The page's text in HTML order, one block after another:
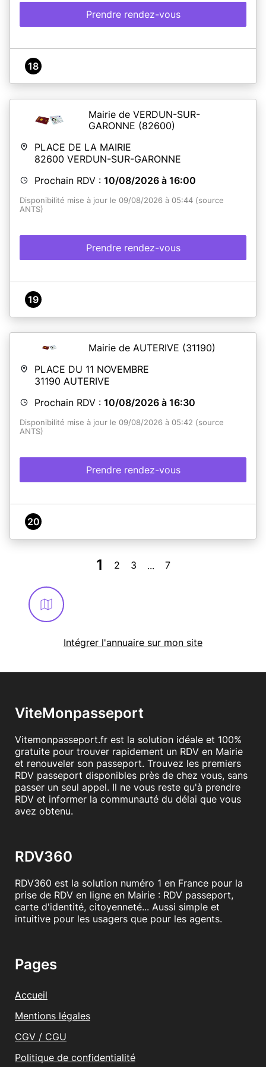
Prendre rendez-vous
18
Mairie de VERDUN-SUR-
GARONNE (82600)
PLACE DE LA MAIRIE
82600 VERDUN-SUR-GARONNE
Prochain RDV : 10/08/2026 à 16:00
Disponibilité mise à jour le 09/08/2026 à 05:44 (source
ANTS)
Prendre rendez-vous
19
Mairie de AUTERIVE (31190)
PLACE DU 11 NOVEMBRE
31190 AUTERIVE
Prochain RDV : 10/08/2026 à 16:30
Disponibilité mise à jour le 09/08/2026 à 05:42 (source
ANTS)
Prendre rendez-vous
20
1 2 3 ... 7
Intégrer l'annuaire sur mon site
ViteMonpasseport
Vitemonpasseport.fr est la solution idéale et 100%
gratuite pour trouver rapidement un RDV en Mairie
et renouveler son passeport. Trouvez les premiers
RDV passeport disponibles près de chez vous, sans
passer un seul appel. Il ne vous reste qu'à prendre
RDV et informer la communauté du délai que vous
avez obtenu.
RDV360
RDV360 est la solution numéro 1 en France pour la
prise de RDV en ligne en Mairie : RDV passeport,
carte d'identité, citoyenneté... Aussi simple et
intuitive pour les usagers que pour les agents.
Pages
Accueil
Mentions légales
CGV / CGU
Politique de confidentialité